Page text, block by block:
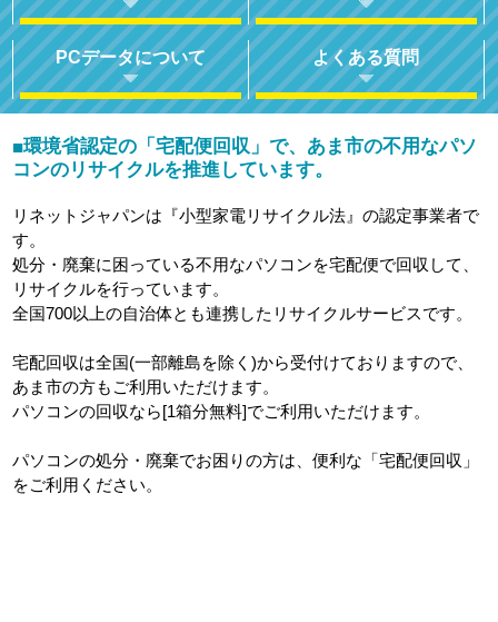
PCデータについて よくある質問
■環境省認定の「宅配便回収」で、あま市の不用なパソ
コンのリサイクルを推進しています。
リネットジャパンは『小型家電リサイクル法』の認定事業者で
す。
処分・廃棄に困っている不用なパソコンを宅配便で回収して、
リサイクルを行っています。
全国700以上の自治体とも連携したリサイクルサービスです。
宅配回収は全国(一部離島を除く)から受付けておりますので、
あま市の方もご利用いただけます。
パソコンの回収なら[1箱分無料]でご利用いただけます。
パソコンの処分・廃棄でお困りの方は、便利な「宅配便回収」
をご利用ください。